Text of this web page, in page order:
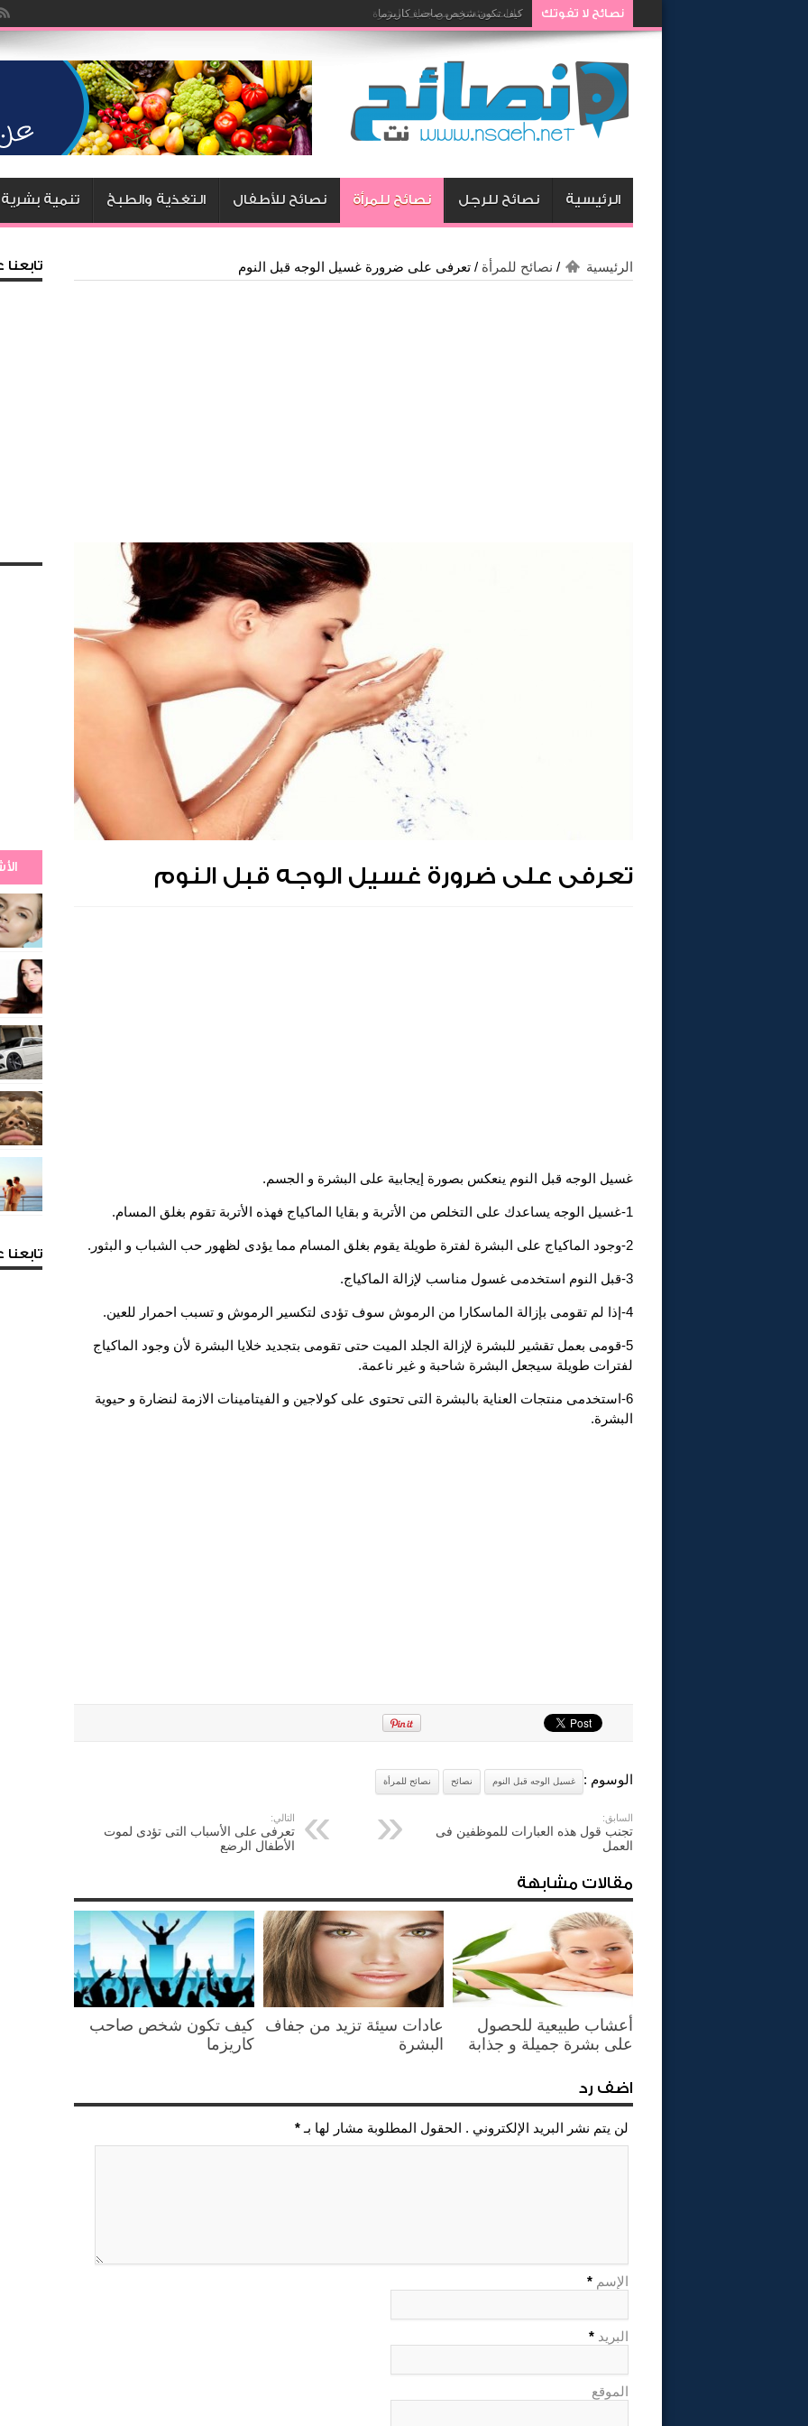
نصائح لا تفوتك كيف تكون شخص صاحب كاريزما
الرئيسية نصائح للرجل نصائح للمرأة نصائح للأطفال التغذية والطبخ تنمية بشرية
الرئيسية / نصائح للمرأة /تعرفى على ضرورة غسيل الوجه قبل النوم
تعرفى على ضرورة غسيل الوجه قبل النوم
غسيل الوجه قبل النوم ينعكس بصورة إيجابية على البشرة و الجسم.
1-غسيل الوجه يساعدك على التخلص من الأتربة و بقايا الماكياج فهذه الأتربة تقوم بغلق المسام.
2-وجود الماكياج على البشرة لفترة طويلة يقوم بغلق المسام مما يؤدى لظهور حب الشباب و البثور.
3-قبل النوم استخدمى غسول مناسب لإزالة الماكياج.
4-إذا لم تقومى بإزالة الماسكارا من الرموش سوف تؤدى لتكسير الرموش و تسبب احمرار للعين.
5-قومى بعمل تقشير للبشرة لإزالة الجلد الميت حتى تقومى بتجديد خلايا البشرة لأن وجود الماكياج
لفترات طويلة سيجعل البشرة شاحبة و غير ناعمة.
6-استخدمى منتجات العناية بالبشرة التى تحتوى على كولاجين و الفيتامينات الازمة لنضارة و حيوية
البشرة.
الوسوم : غسيل الوجه قبل النوم نصائح نصائح للمرأة
السابق:
تجنب قول هذه العبارات للموظفين فى
العمل
التالي:
تعرفى على الأسباب التى تؤدى لموت
الأطفال الرضع
مقالات مشابهة
أعشاب طبيعية للحصول
على بشرة جميلة و جذابة
عادات سيئة تزيد من جفاف
البشرة
كيف تكون شخص صاحب
كاريزما
اضف رد
لن يتم نشر البريد الإلكتروني . الحقول المطلوبة مشار لها بـ*
الإسم *
البريد *
الموقع